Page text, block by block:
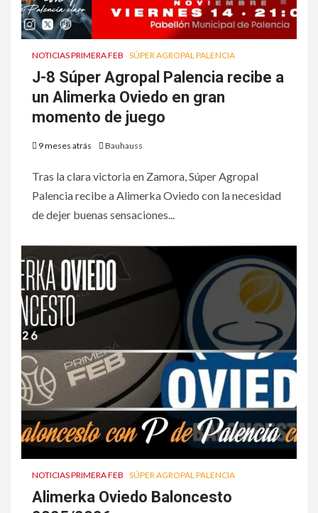
NOTICIAS PRIMERA FEB SÚPER AGROPAL PALENCIA
J-8 Súper Agropal Palencia recibe a
un Alimerka Oviedo en gran
momento de juego
9 meses atrás Bauhauss
Tras la clara victoria en Zamora, Súper Agropal
Palencia recibe a Alimerka Oviedo con la necesidad
de dejer buenas sensaciones...
NOTICIAS PRIMERA FEB SÚPER AGROPAL PALENCIA
Alimerka Oviedo Baloncesto